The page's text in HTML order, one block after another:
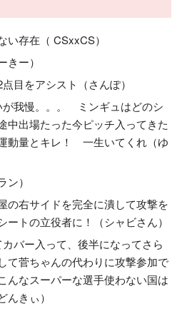
い存在（ CSxxCS）
きー）
目をアシスト（さんぽ）
が我慢。。。 ミンギュはどのシ
中出場たった今ピッチ入ってきた
動量とキレ！ 一生いてくれ（ゆ
）
の右サイドを完全に潰して攻撃を
ートの立役者に！（シャビさん）
バー入って、後半になってさら
て菅ちゃんの代わりに攻撃参加で
なスーパーな選手使わない国は
んきぃ）